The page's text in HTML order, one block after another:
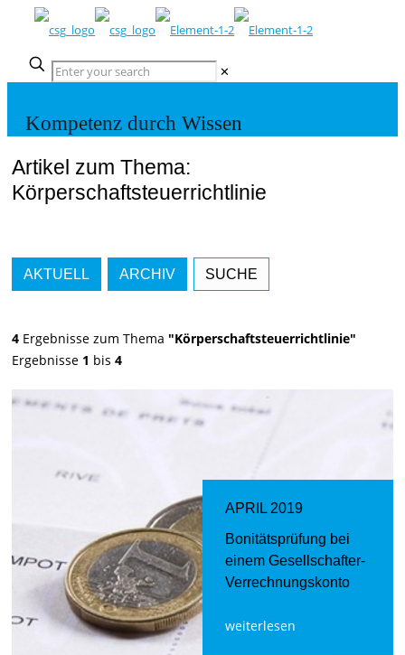
✕
Kompetenz durch Wissen
Artikel zum Thema:
Körperschaftsteuerrichtlinie
AKTUELL ARCHIV SUCHE
4 Ergebnisse zum Thema "Körperschaftsteuerrichtlinie"
Ergebnisse 1 bis 4
APRIL 2019
Bonitätsprüfung bei
einem Gesellschafter-
Verrechnungskonto
weiterlesen